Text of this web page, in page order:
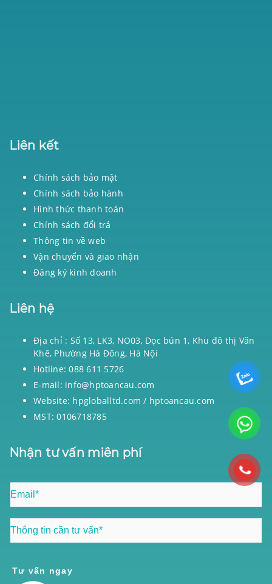
Liên kết
Chính sách bảo mật
Chính sách bảo hành
Hình thức thanh toán
Chính sách đổi trả
Thông tin về web
Vận chuyển và giao nhận
Đăng ký kinh doanh
Liên hệ
Địa chỉ : Số 13, LK3, NO03, Dọc bún 1, Khu đô thị Văn
Khê, Phường Hà Đông, Hà Nội
Hotline: 088 611 5726
E-mail: info@hptoancau.com
Website: hpgloballtd.com / hptoancau.com
MST: 0106718785
Nhận tư vấn miên phí
Tư vấn ngay